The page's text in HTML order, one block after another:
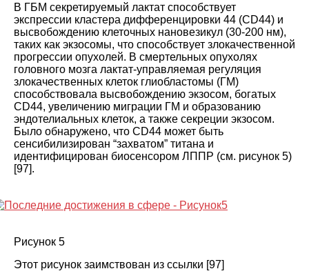
В ГБМ секретируемый лактат способствует
экспрессии кластера дифференцировки 44 (CD44) и
высвобождению клеточных нановезикул (30-200 нм),
таких как экзосомы, что способствует злокачественной
прогрессии опухолей. В смертельных опухолях
головного мозга лактат-управляемая регуляция
злокачественных клеток глиобластомы (ГМ)
способствовала высвобождению экзосом, богатых
CD44, увеличению миграции ГМ и образованию
эндотелиальных клеток, а также секреции экзосом.
Было обнаружено, что CD44 может быть
сенсибилизирован “захватом” титана и
идентифицирован биосенсором ЛППР (см. рисунок 5)
[97].
Рисунок 5
Этот рисунок заимствован из ссылки [97]